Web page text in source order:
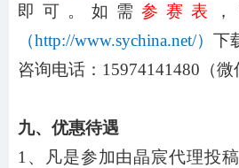
即可。如需 参赛表
（http://www.sychina.net/） 下
咨询电话： 15974141480 （
九、优惠待遇
1、凡是参加由晶宸代理投